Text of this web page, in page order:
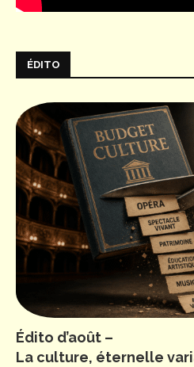
ÉDITO
Édito d’août –
La culture, éternelle